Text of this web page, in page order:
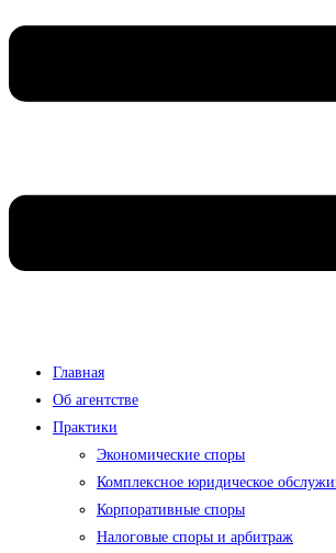
Главная
Об агентстве
Практики
Экономические споры
Комплексное юридическое
Корпоративные споры
Налоговые споры и арбитраж